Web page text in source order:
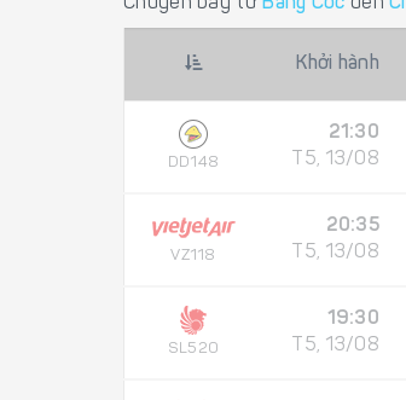
Khởi hành
DD148
21:30
T5, 13/08
VZ118
20:35
T5, 13/08
SL520
19:30
T5, 13/08